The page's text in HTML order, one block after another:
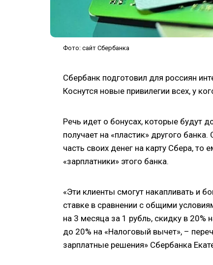
Фото: сайт Сбербанка
Сбербанк подготовил для россиян
Коснутся новые привилегии всех, у
Речь идет о бонусах, которые будут
получает на «пластик» другого
часть своих денег на карту Сбера,
«зарплатники» этого банка.
«Эти клиенты смогут накапливать и
ставке в сравнении с общими
на 3 месяца за 1 рубль, скидку в 20%
до 20% на «Налоговый вычет», –
зарплатные решения» Сбербанка